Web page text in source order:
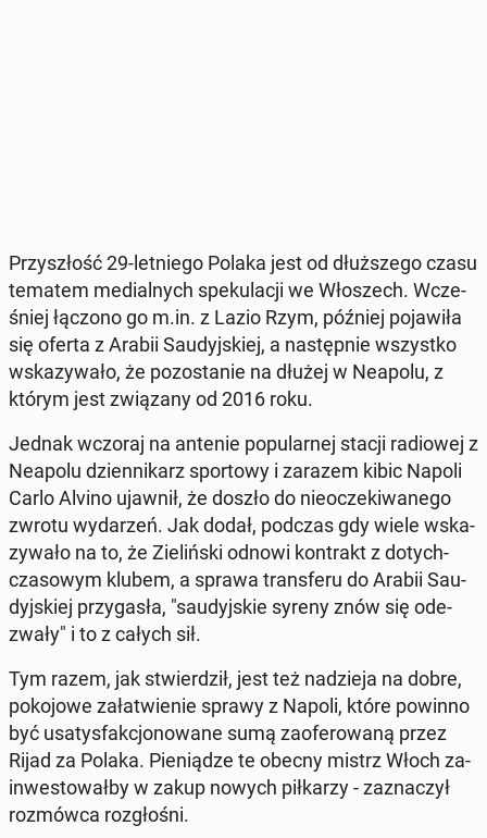
Przy­szłość 29-let­nie­go Polaka jest od dłuż­sze­go czasu
tematem me­dial­nych spe­ku­la­cji we Wło­szech. Wcze­
śniej łączono go m.in. z Lazio Rzym, później po­ja­wi­ła
się oferta z Arabii Sau­dyj­skiej, a na­stęp­nie wszyst­ko
wska­zy­wa­ło, że po­zo­sta­nie na dłużej w Neapolu, z
którym jest zwią­za­ny od 2016 roku.
Jednak wczoraj na antenie po­pu­lar­nej stacji ra­dio­wej z
Neapolu dzien­ni­karz spor­to­wy i zarazem kibic Napoli
Carlo Alvino ujawnił, że doszło do nie­ocze­ki­wa­ne­go
zwrotu wy­da­rzeń. Jak dodał, podczas gdy wiele wska­
zy­wa­ło na to, że Zie­liń­ski odnowi kon­trakt z do­tych­
cza­so­wym klubem, a sprawa trans­fe­ru do Arabii Sau­
dyj­skiej przy­ga­sła, "sau­dyj­skie syreny znów się ode­
zwa­ły" i to z całych sił.
Tym razem, jak stwier­dził, jest też na­dzie­ja na dobre,
po­ko­jo­we za­ła­twie­nie sprawy z Napoli, które powinno
być usa­tys­fak­cjo­no­wa­ne sumą za­ofe­ro­wa­ną przez
Rijad za Polaka. Pie­nią­dze te obecny mistrz Włoch za­
in­we­sto­wał­by w zakup nowych pił­ka­rzy - za­zna­czył
roz­mów­ca roz­gło­śni.